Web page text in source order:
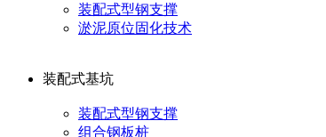
装配式型钢支撑
淤泥原位固化技术
装配式基坑
装配式型钢支撑
组合钢板桩